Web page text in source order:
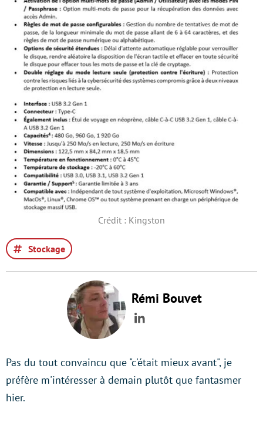
Crédit : Kingston
Stockage
Rémi Bouvet
LinkedIn
Pas du tout convaincu que "c'était mieux avant", je
préfère m'intéresser à demain plutôt que fantasmer
hier.